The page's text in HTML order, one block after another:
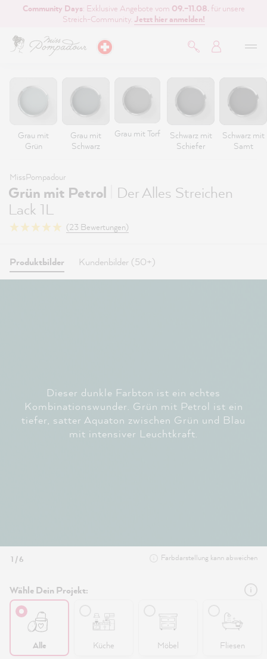
springen
Community Days: Exklusive Angebote vom 09.–11.08. für unsere
Streich-Community. Jetzt hier anmelden!
Grau mit
Grün
Grau mit
Schwarz
Grau mit Torf
Schwarz mit
Schiefer
Schwarz mit
Samt
MissPompadour
Grün mit Petrol
Der Alles Streichen
Lack 1L
(23 Bewertungen)
Produktbilder Kundenbilder (50+)
Dieser dunkle Farbton ist ein echtes
Kombinationswunder. Grün mit Petrol ist ein
tiefer, satter Aquaton zwischen Grün und Blau
mit intensiver Leuchtkraft.
1 / 6 Farbdarstellung kann abweichen
Wähle Dein Projekt:
Alle Küche Möbel Fliesen